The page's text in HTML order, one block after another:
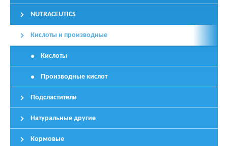
NUTRACEUTICS
Кислоты и производные
Кислоты
Производные кислот
Подсластители
Натуральные другие
Кормовые